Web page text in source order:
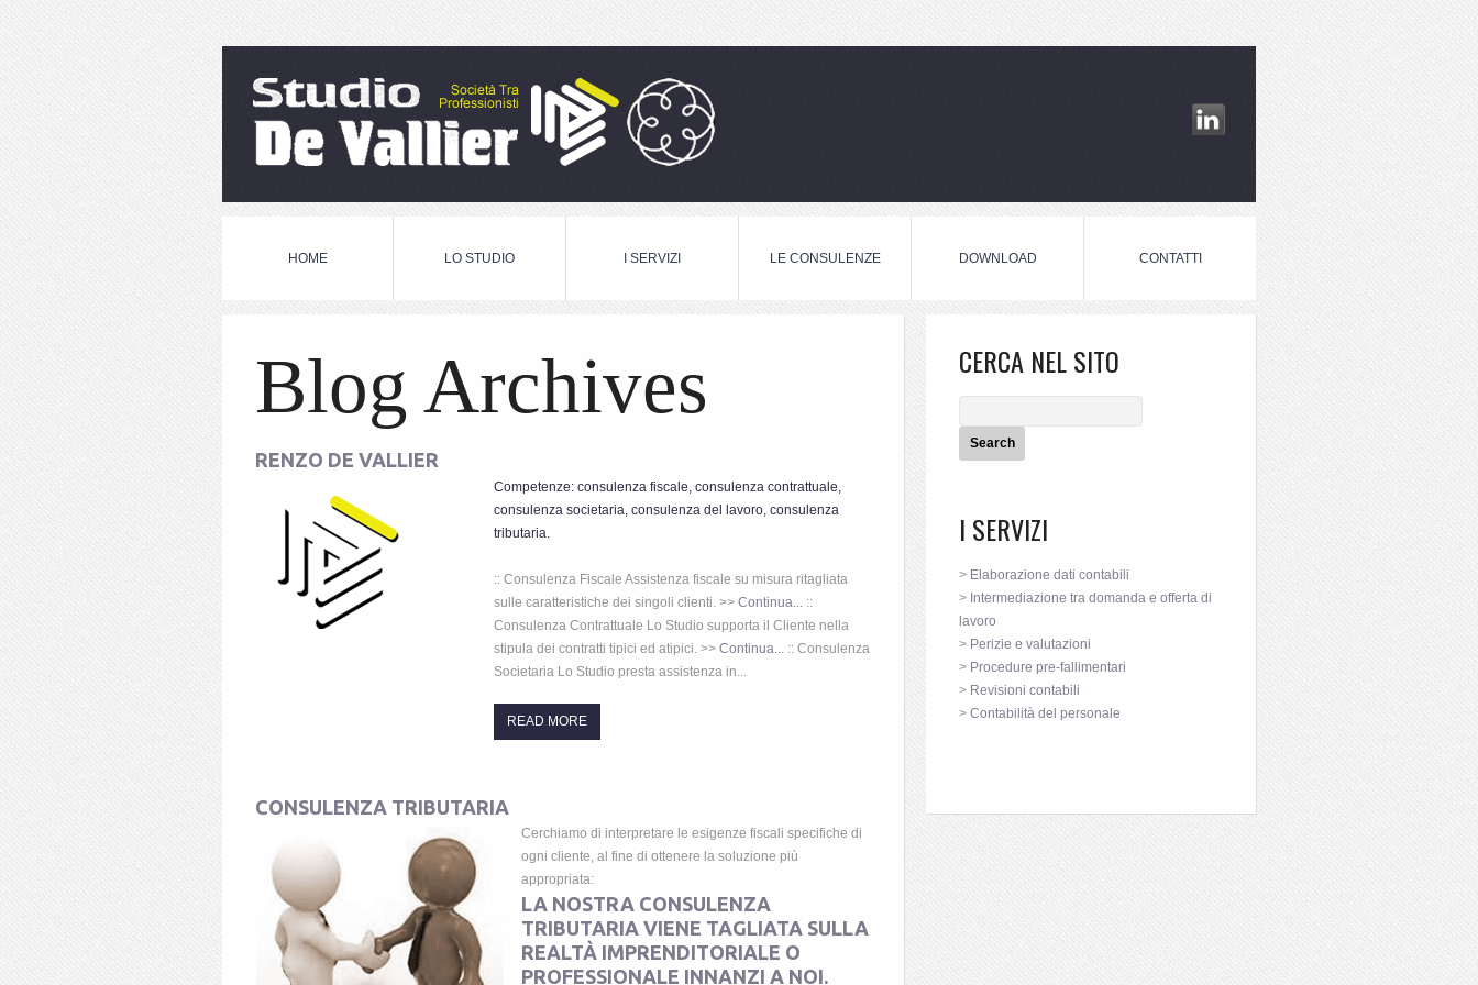
HOME LO STUDIO I SERVIZI LE CONSULENZE DOWNLOAD CONTATTI
Blog Archives
RENZO DE VALLIER
Competenze: consulenza fiscale, consulenza contrattuale,
consulenza societaria, consulenza del lavoro, consulenza
tributaria.
:: Consulenza Fiscale Assistenza fiscale su misura ritagliata
sulle caratteristiche dei singoli clienti. >> Continua...
::
Consulenza Contrattuale Lo Studio supporta il Cliente nella
stipula dei contratti tipici ed atipici. >> Continua...
:: Consulenza
Societaria Lo Studio presta assistenza in...
READ MORE
CONSULENZA TRIBUTARIA
Cerchiamo di interpretare le esigenze fiscali specifiche di
ogni cliente, al fine di ottenere la soluzione più
appropriata:
LA NOSTRA CONSULENZA
TRIBUTARIA VIENE TAGLIATA SULLA
REALTÀ IMPRENDITORIALE O
PROFESSIONALE INNANZI A NOI.
CERCA NEL SITO
I SERVIZI
> Elaborazione dati contabili
> Intermediazione tra domanda e offerta di
lavoro
> Perizie e valutazioni
> Procedure pre-fallimentari
> Revisioni contabili
> Contabilità del personale